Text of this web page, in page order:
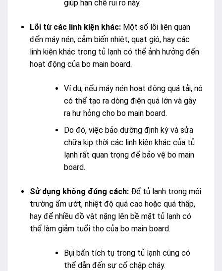
giúp hạn chế rủi ro này.
Lỗi từ các linh kiện khác:Một số lỗi liên quan
đến máy nén, cảm biến nhiệt, quạt gió, hay các
linh kiện khác trong tủ lạnh có thể ảnh hưởng đến
hoạt động của bo main board.
Ví dụ, nếu máy nén hoạt động quá tải, nó
có thể tạo ra dòng điện quá lớn và gây
ra hư hỏng cho bo main board.
Do đó, việc bảo dưỡng định kỳ và sửa
chữa kịp thời các linh kiện khác của tủ
lạnh rất quan trọng để bảo vệ bo main
board.
Sử dụng không đúng cách:Để tủ lạnh trong môi
trường ẩm ướt, nhiệt độ quá cao hoặc quá thấp,
hay để nhiều đồ vật nặng lên bề mặt tủ lạnh có
thể làm giảm tuổi thọ của bo main board.
Bụi bẩn tích tụ trong tủ lạnh cũng có
thể dẫn đến sự cố chập cháy.